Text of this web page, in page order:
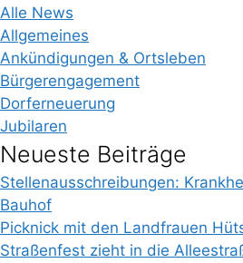
Alle News
Allgemeines
Ankündigungen & Ortsleben
Bürgerengagement
Dorferneuerung
Jubilaren
Neueste Beiträge
Stellenausschreibungen:
Bauhof
Picknick mit den Landfrauen
Straßenfest zieht in die